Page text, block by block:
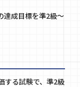
達成目標を準2級〜
する試験で、準2級